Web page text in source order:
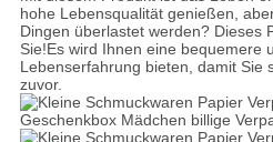
hohe Lebensqualität genießen,
Dingen überlastet werden? Dieses
Sie!Es wird Ihnen eine bequemere
Lebenserfahrung bieten, damit Sie
zuvor.